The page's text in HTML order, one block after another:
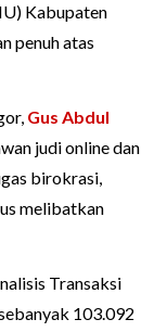
Kabupaten
penuh atas
Gus Abdul
judi online dan
birokrasi,
melibatkan
Transaksi
103.092